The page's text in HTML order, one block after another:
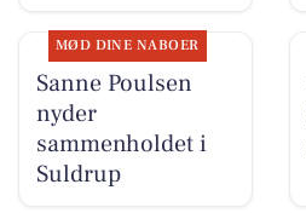
MØD DINE NABOER
Sanne Poulsen
nyder
sammenholdet i
Suldrup